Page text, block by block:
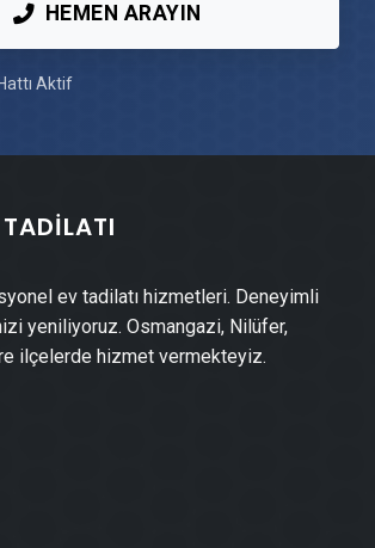
Mantolama Ustası
Alçıpan Ustası
Şap Ustası
Kepenk & Panjur Montajı
HEMEN ARAYIN
Aktif
ev tadilatı hizmetleri. Deneyimli
yeniliyoruz. Osmangazi, Nilüfer,
ilçelerde hizmet vermekteyiz.